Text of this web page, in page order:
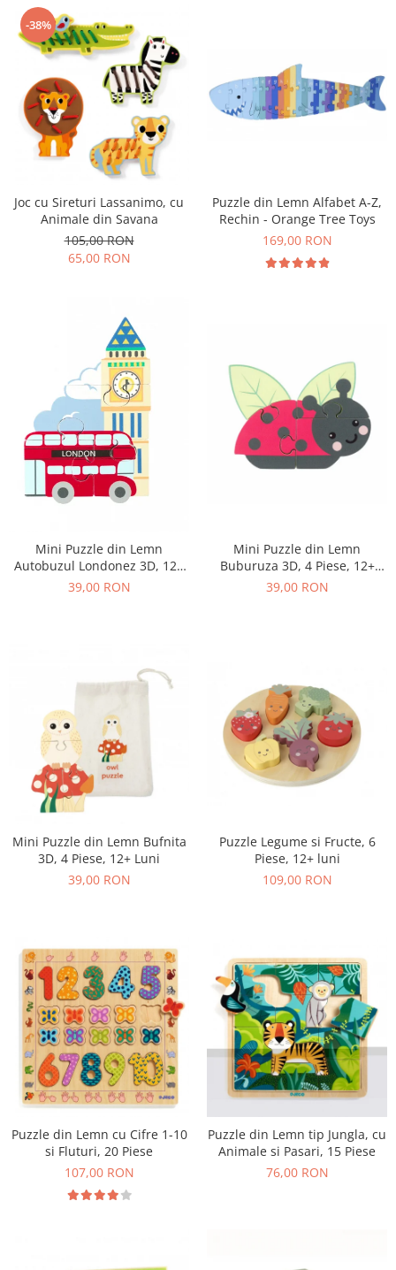
-38%
Joc cu Sireturi Lassanimo, cu
Animale din Savana
105,00 RON
65,00 RON
Puzzle din Lemn Alfabet A-Z,
Rechin - Orange Tree Toys
169,00 RON
Mini Puzzle din Lemn
Autobuzul Londonez 3D, 12+
Luni, 4 Piese
39,00 RON
Mini Puzzle din Lemn
Buburuza 3D, 4 Piese, 12+
Luni
39,00 RON
Mini Puzzle din Lemn Bufnita
3D, 4 Piese, 12+ Luni
39,00 RON
Puzzle Legume si Fructe, 6
Piese, 12+ luni
109,00 RON
Puzzle din Lemn cu Cifre 1-10
si Fluturi, 20 Piese
107,00 RON
Puzzle din Lemn tip Jungla, cu
Animale si Pasari, 15 Piese
76,00 RON